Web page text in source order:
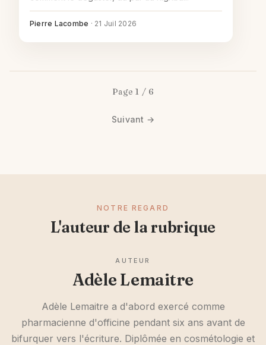
Pierre Lacombe · 21 Juil 2026
Page 1 / 6
Suivant →
NOTRE REGARD
L'auteur de la rubrique
AUTEUR
Adèle Lemaitre
Adèle Lemaitre a d'abord exercé comme
pharmacienne d'officine pendant six ans avant de
bifurquer vers l'écriture. Diplômée en cosmétologie et